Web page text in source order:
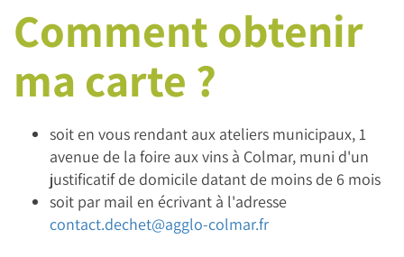
Comment obtenir
ma carte ?
soit en vous rendant aux ateliers municipaux, 1
avenue de la foire aux vins à Colmar, muni d'un
justificatif de domicile datant de moins de 6 mois
soit par mail en écrivant à l'adresse
contact.dechet@agglo-colmar.fr